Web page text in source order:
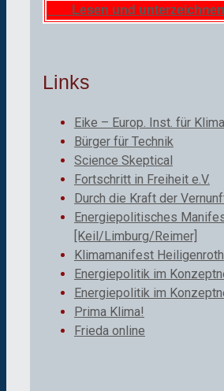
Lesen und unterzeichnen
Links
Eike – Europ. Inst. für
Bürger für Technik
Science Skeptical
Fortschritt in Freiheit e.V.
Durch die Kraft der
Energiepolitisches
[Keil/Limburg/Reimer]
Klimamanifest Heiligenroth
Energiepolitik im
Energiepolitik im
Prima Klima!
Frieda online